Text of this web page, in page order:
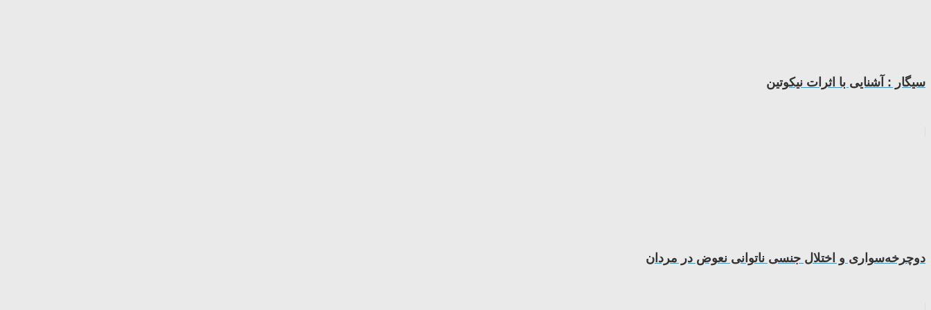
سیگار : آشنایی با اثرات نیکوتین
دوچرخه‌سواری و اختلال جنسی ناتوانی نعوض در مردان